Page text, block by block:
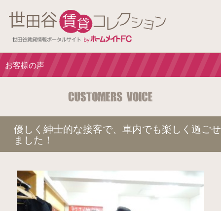
お客様の声
優しく紳士的な接客で、車内でも楽しく過ごせ
ました！